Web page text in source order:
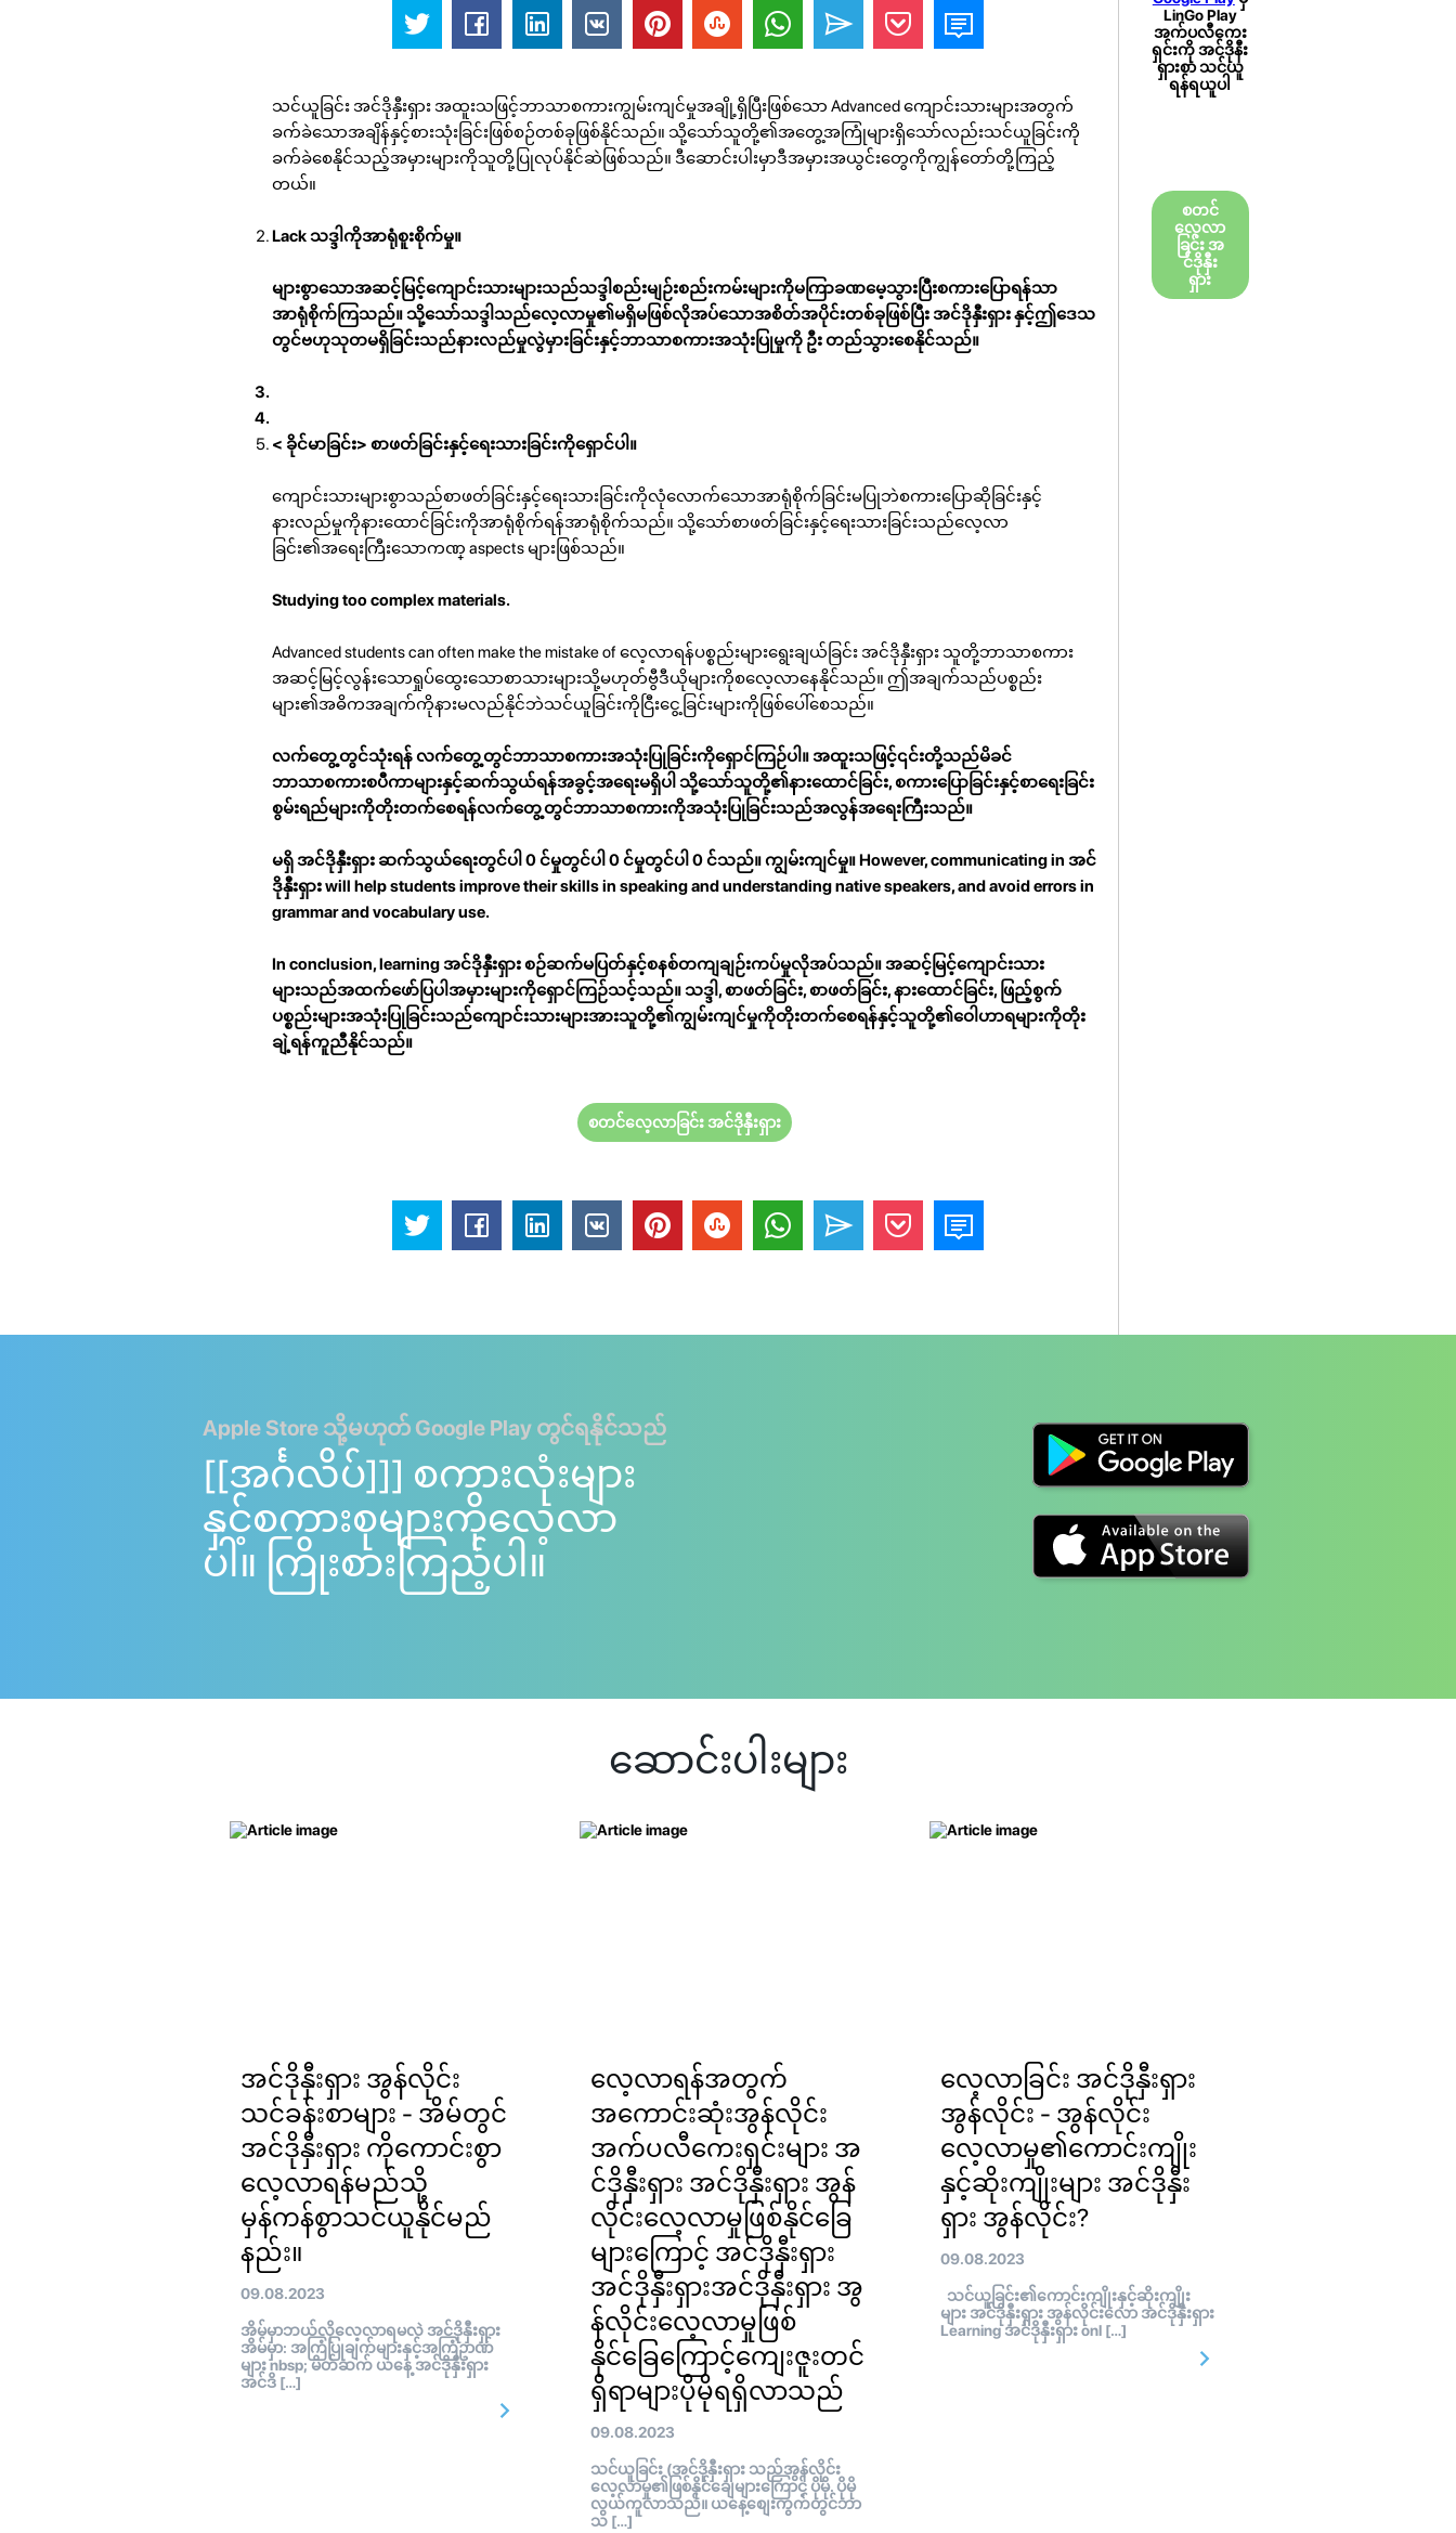
သင်ယူခြင်း အင်ဒိုနှီးရှား အထူးသဖြင့်ဘာသာစကားကျွမ်းကျင်မှုအချို့ရှိပြီးဖြစ်သော Advanced ကျောင်းသားများအတွက်
ခက်ခဲသောအချိန်နှင့်စားသုံးခြင်းဖြစ်စဉ်တစ်ခုဖြစ်နိုင်သည်။ သို့သော်သူတို့၏အတွေ့အကြုံများရှိသော်လည်းသင်ယူခြင်းကို
ခက်ခဲစေနိုင်သည့်အမှားများကိုသူတို့ပြုလုပ်နိုင်ဆဲဖြစ်သည်။ ဒီဆောင်းပါးမှာဒီအမှားအယွင်းတွေကိုကျွန်တော်တို့ကြည့်
တယ်။
Lack သဒ္ဒါကိုအာရုံစူးစိုက်မှု။
များစွာသောအဆင့်မြင့်ကျောင်းသားများသည်သဒ္ဒါစည်းမျဉ်းစည်းကမ်းများကိုမကြာခဏမေ့သွားပြီးစကားပြောရန်သာ
အာရုံစိုက်ကြသည်။ သို့သော်သဒ္ဒါသည်လေ့လာမှု၏မရှိမဖြစ်လိုအပ်သောအစိတ်အပိုင်းတစ်ခုဖြစ်ပြီး အင်ဒိုနှီးရှား နှင့်ဤဒေသ
တွင်ဗဟုသုတမရှိခြင်းသည်နားလည်မှုလွဲမှားခြင်းနှင့်ဘာသာစကားအသုံးပြုမှုကို ဦး တည်သွားစေနိုင်သည်။
< ခိုင်မာခြင်း> စာဖတ်ခြင်းနှင့်ရေးသားခြင်းကိုရှောင်ပါ။
ကျောင်းသားများစွာသည်စာဖတ်ခြင်းနှင့်ရေးသားခြင်းကိုလုံလောက်သောအာရုံစိုက်ခြင်းမပြုဘဲစကားပြောဆိုခြင်းနှင့်
နားလည်မှုကိုနားထောင်ခြင်းကိုအာရုံစိုက်ရန်အာရုံစိုက်သည်။ သို့သော်စာဖတ်ခြင်းနှင့်ရေးသားခြင်းသည်လေ့လာ
ခြင်း၏အရေးကြီးသောကဏ္ aspects များဖြစ်သည်။
Studying too complex materials.
Advanced students can often make the mistake of လေ့လာရန်ပစ္စည်းများရွေးချယ်ခြင်း အင်ဒိုနှီးရှား သူတို့ဘာသာစကား
အဆင့်မြင့်လွန်းသောရှုပ်ထွေးသောစာသားများသို့မဟုတ်ဗွီဒီယိုများကိုစလေ့လာနေနိုင်သည်။ ဤအချက်သည်ပစ္စည်း
များ၏အဓိကအချက်ကိုနားမလည်နိုင်ဘဲသင်ယူခြင်းကိုငြီးငွေ့ခြင်းများကိုဖြစ်ပေါ်စေသည်။
လက်တွေ့တွင်သုံးရန် လက်တွေ့တွင်ဘာသာစကားအသုံးပြုခြင်းကိုရှောင်ကြဉ်ပါ။ အထူးသဖြင့်၎င်းတို့သည်မိခင်
ဘာသာစကားစပီကာများနှင့်ဆက်သွယ်ရန်အခွင့်အရေးမရှိပါ သို့သော်သူတို့၏နားထောင်ခြင်း, စကားပြောခြင်းနှင့်စာရေးခြင်း
စွမ်းရည်များကိုတိုးတက်စေရန်လက်တွေ့တွင်ဘာသာစကားကိုအသုံးပြုခြင်းသည်အလွန်အရေးကြီးသည်။
မရှိ အင်ဒိုနှီးရှား ဆက်သွယ်ရေးတွင်ပါ 0 င်မှုတွင်ပါ 0 င်မှုတွင်ပါ 0 င်သည်။ ကျွမ်းကျင်မှု။ However, communicating in အင်
ဒိုနှီးရှား will help students improve their skills in speaking and understanding native speakers, and avoid errors in
grammar and vocabulary use.
In conclusion, learning အင်ဒိုနှီးရှား စဉ်ဆက်မပြတ်နှင့်စနစ်တကျချဉ်းကပ်မှုလိုအပ်သည်။ အဆင့်မြင့်ကျောင်းသား
များသည်အထက်ဖော်ပြပါအမှားများကိုရှောင်ကြဉ်သင့်သည်။ သဒ္ဒါ, စာဖတ်ခြင်း, စာဖတ်ခြင်း, နားထောင်ခြင်း, ဖြည့်စွက်
ပစ္စည်းများအသုံးပြုခြင်းသည်ကျောင်းသားများအားသူတို့၏ကျွမ်းကျင်မှုကိုတိုးတက်စေရန်နှင့်သူတို့၏ဝေါဟာရများကိုတိုး
ချဲ့ရန်ကူညီနိုင်သည်။
စတင်လေ့လာခြင်း အင်ဒိုနှီးရှား
LinGo Play
အက်ပလီကေး
ရှင်းကို အင်ဒိုနီး
ရှားစာ သင်ယူ
ရန်ရယူပါ
စတင်
လေ့လာ
ခြင်း အ
င်ဒိုနှီး
ရှား
Apple Store သို့မဟုတ် Google Play တွင်ရနိုင်သည်
[[အင်္ဂလိပ်]]] စကားလုံးများ
နှင့်စကားစုများကိုလေ့လာ
ပါ။ ကြိုးစားကြည့်ပါ။
ဆောင်းပါးများ
အင်ဒိုနှီးရှား အွန်လိုင်း
သင်ခန်းစာများ - အိမ်တွင်
အင်ဒိုနှီးရှား ကိုကောင်းစွာ
လေ့လာရန်မည်သို့
မှန်ကန်စွာသင်ယူနိုင်မည်
နည်း။
09.08.2023
အိမ်မှာဘယ်လိုလေ့လာရမလဲ အင်ဒိုနှီးရှား
အိမ်မှာ: အကြံပြုချက်များနှင့်အကြံဥာဏ်
များ nbsp; မိတ်ဆက် ယနေ့ အင်ဒိုနှီးရှား
အင်ဒိ […]
လေ့လာရန်အတွက်
အကောင်းဆုံးအွန်လိုင်း
အက်ပလီကေးရှင်းများ အ
င်ဒိုနှီးရှား အင်ဒိုနှီးရှား အွန်
လိုင်းလေ့လာမှုဖြစ်နိုင်ခြေ
များကြောင့် အင်ဒိုနှီးရှား
အင်ဒိုနှီးရှားအင်ဒိုနှီးရှား အွ
န်လိုင်းလေ့လာမှုဖြစ်
နိုင်ခြေကြောင့်ကျေးဇူးတင်
ရှိရာများပိုမိုရရှိလာသည်
09.08.2023
သင်ယူခြင်း (အင်ဒိုနှီးရှား သည်အွန်လိုင်း
လေ့လာမှု၏ဖြစ်နိုင်ချေများကြောင့် ပိုမို. ပိုမို
လွယ်ကူလာသည်။ ယနေ့စျေးကွက်တွင်ဘာ
သ […]
လေ့လာခြင်း အင်ဒိုနှီးရှား
အွန်လိုင်း - အွန်လိုင်း
လေ့လာမှု၏ကောင်းကျိုး
နှင့်ဆိုးကျိုးများ အင်ဒိုနှီး
ရှား အွန်လိုင်း?
09.08.2023
သင်ယူခြင်း၏ကောင်းကျိုးနှင့်ဆိုးကျိုး
များ အင်ဒိုနှီးရှား အွန်လိုင်းလော အင်ဒိုနှီးရှား
Learning အင်ဒိုနှီးရှား onl […]